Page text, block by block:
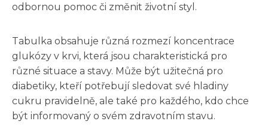
odbornou pomoc či změnit životní styl.
Tabulka obsahuje různá rozmezí koncentrace
glukózy v krvi, která jsou charakteristická pro
různé situace a stavy. Může být užitečná pro
diabetiky, kteří potřebují sledovat své hladiny
cukru pravidelně, ale také pro každého, kdo chce
být informovaný o svém zdravotním stavu.